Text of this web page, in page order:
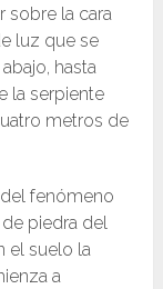
sobre la cara
luz que se
hasta
la serpiente
metros de
fenómeno
piedra del
el suelo la
a